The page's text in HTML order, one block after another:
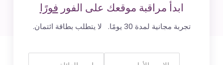
ابدأ مراقبة موقعك على الفورفورًا
تجربة مجانية لمدة 30 يومًا. لا يتطلب بطاقة ائتمان.